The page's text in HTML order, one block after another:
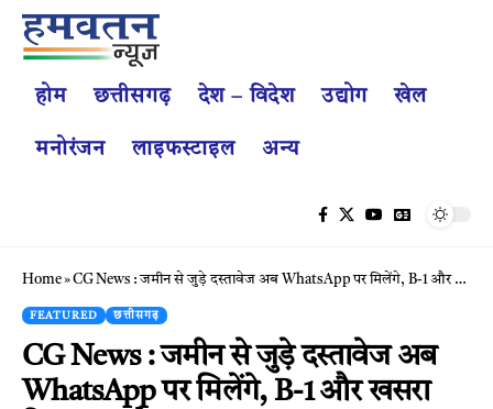
होम छत्तीसगढ़ देश – विदेश उद्योग खेल
मनोरंजन लाइफस्टाइल अन्य
Home»CG News : जमीन से जुड़े दस्तावेज अब WhatsApp पर मिलेंगे, B-1 और खसरा निकालना होगा आसान
FEATURED छत्तीसगढ़
CG News : जमीन से जुड़े दस्तावेज अब
WhatsApp पर मिलेंगे, B-1 और खसरा